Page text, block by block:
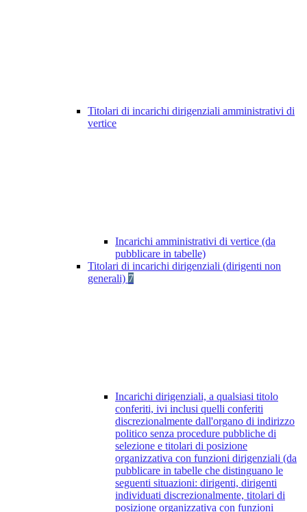
Titolari di incarichi dirigenziali amministrativi di
vertice
Incarichi amministrativi di vertice (da
pubblicare in tabelle)
Titolari di incarichi dirigenziali (dirigenti non
generali) 7
Incarichi dirigenziali, a qualsiasi titolo
conferiti, ivi inclusi quelli conferiti
discrezionalmente dall'organo di indirizzo
politico senza procedure pubbliche di
selezione e titolari di posizione
organizzativa con funzioni dirigenziali (da
pubblicare in tabelle che distinguano le
seguenti situazioni: dirigenti, dirigenti
individuati discrezionalmente, titolari di
posizione organizzativa con funzioni